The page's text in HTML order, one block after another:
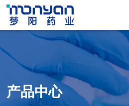
产品中心